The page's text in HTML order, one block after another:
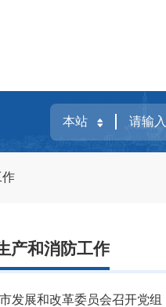
作
产和消防工作
发展和改革委员会召开党组